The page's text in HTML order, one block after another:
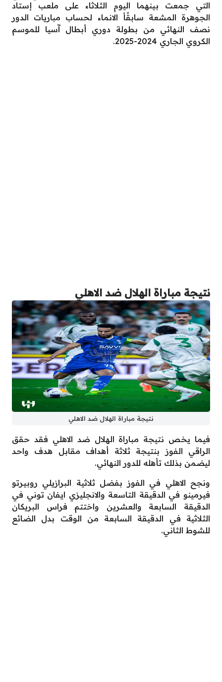
التي جمعت بينهما اليوم الثلاثاء على ملعب إستاد
الجوهرة المشعة سابقًأ الانماء لحساب مباريات الدور
نصف النهائي من بطولة دوري أبطال آسيا للموسم
الكروي الجاري 2024-2025.
نتيجة مباراة الهلال ضد الاهلي
نتيجة مباراة الهلال ضد الاهلي
فيما يخص نتيجة مباراة الهلال ضد الاهلي فقد حقق
الراقي الفوز بنتيجة ثلاثة أهداف مقابل هدف واحد
ليضمن بذلك تأهله للدور النهائي.
ونجح الاهلي في الفوز بفضل ثلاثية البرازيلي روبيرتو
فيرمينو في الدقيقة التاسعة والانجليزي ايفان توني في
الدقيقة السابعة والعشرين واختتم فراس البريكان
الثلاثية في الدقيقة السابعة من الوقت بدل الضائع
للشوط الثاني.